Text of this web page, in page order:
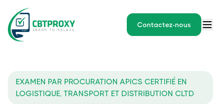
Contactez-nous
EXAMEN PAR PROCURATION APICS CERTIFIÉ EN
LOGISTIQUE, TRANSPORT ET DISTRIBUTION CLTD